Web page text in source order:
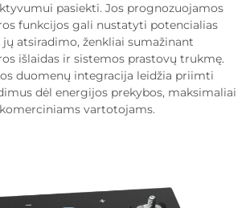
pasiekti. Jos prognozuojamos
funkcijos gali nustatyti potencialias
atsiradimo, ženkliai sumažinant
išlaidas ir sistemos prastovų trukmę.
duomenų integracija leidžia priimti
dėl energijos prekybos, maksimaliai
vartotojams.